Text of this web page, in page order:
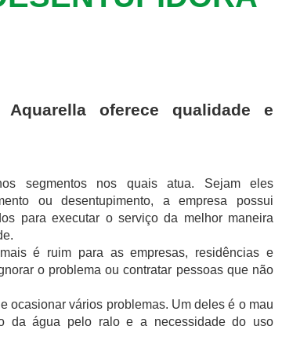
oferece qualidade e
segmentos nos quais atua. Sejam eles
ou desentupimento, a empresa possui
para executar o serviço da melhor maneira
é ruim para as empresas, residências e
o problema ou contratar pessoas que não
ocasionar vários problemas. Um deles é o mau
da água pelo ralo e a necessidade do uso